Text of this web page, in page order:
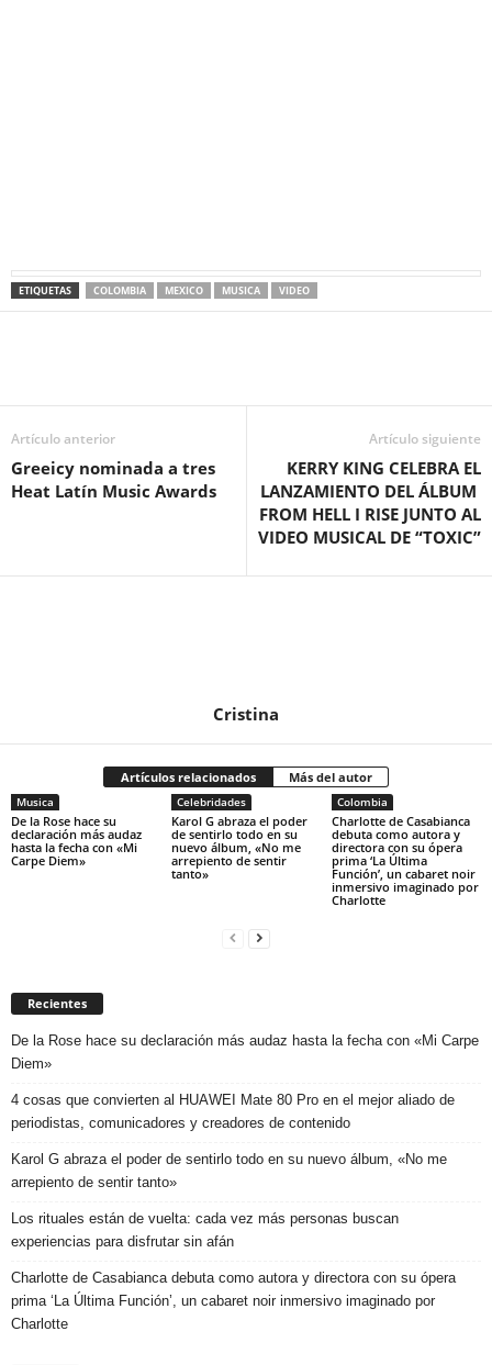
ETIQUETAS COLOMBIA MEXICO MUSICA VIDEO
Artículo anterior
Greeicy nominada a tres
Heat Latín Music Awards
Artículo siguiente
KERRY KING CELEBRA EL
LANZAMIENTO DEL ÁLBUM
FROM HELL I RISE JUNTO AL
VIDEO MUSICAL DE “TOXIC”
Cristina
Artículos relacionados Más del autor
Musica
De la Rose hace su
declaración más audaz
hasta la fecha con «Mi
Carpe Diem»
Celebridades
Karol G abraza el poder
de sentirlo todo en su
nuevo álbum, «No me
arrepiento de sentir
tanto»
Colombia
Charlotte de Casabianca
debuta como autora y
directora con su ópera
prima ‘La Última
Función’, un cabaret noir
inmersivo imaginado por
Charlotte
Recientes
De la Rose hace su declaración más audaz hasta la fecha con «Mi Carpe
Diem»
4 cosas que convierten al HUAWEI Mate 80 Pro en el mejor aliado de
periodistas, comunicadores y creadores de contenido
Karol G abraza el poder de sentirlo todo en su nuevo álbum, «No me
arrepiento de sentir tanto»
Los rituales están de vuelta: cada vez más personas buscan
experiencias para disfrutar sin afán
Charlotte de Casabianca debuta como autora y directora con su ópera
prima ‘La Última Función’, un cabaret noir inmersivo imaginado por
Charlotte